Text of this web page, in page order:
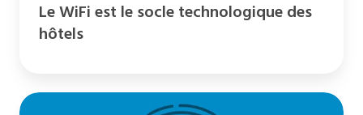
Le WiFi est le socle technologique des
hôtels
2020-